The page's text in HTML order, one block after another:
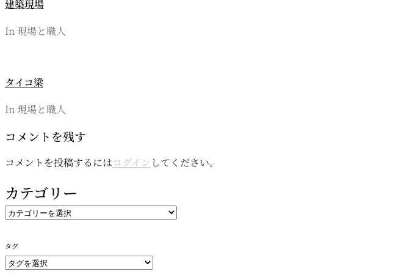
建築現場
In 現場と職人
タイコ梁
In 現場と職人
コメントを残す
コメントを投稿するにはログイン してください。
カテゴリー
カ
リ
ー
タグ